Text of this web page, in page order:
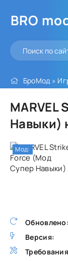
BRO
БроМод »
Навыки)
Обновлено:
Версия:
Мод: